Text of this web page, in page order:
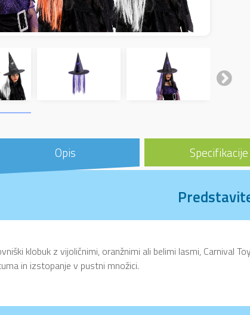
Opis Specifikacije
klobuk z vijoličnimi, oranžnimi ali belimi lasmi, Carnival
in izstopanje v pustni množici.